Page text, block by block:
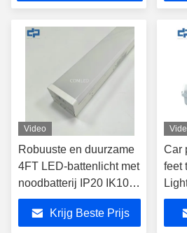
Video
Robuuste en duurzame
4FT LED-battenlicht met
noodbatterij IP20 IK10
industriële armaturen
Krijg Beste Prijs
Car
feet